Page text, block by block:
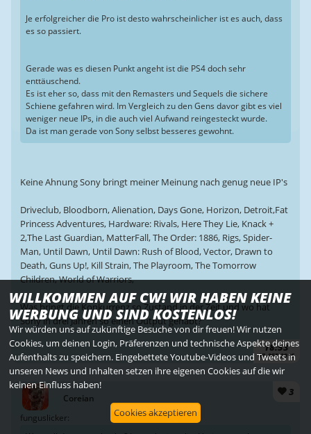
18:53
07. DEZ. 2016
Je erfolgreicher die Pro ist desto wahrscheinlicher ist es auch, dass
es so passiert.
Gerade was es diesen Punkt angeht ist die PS4 doch sehr
enttäuschend.
Es ist eher so, dass mit den Remasters und Sequels die sichere
Schiene gefahren wird. Im Vergleich zu den Gens davor gibt es viel
weniger neue IPs, in die auch viel Aufwand reingesteckt wurde.
Da ist man gerade von Sony selbst besseres gewohnt.
Keine Ahnung Sony bringt meiner Meinung nach genug neue IP's
Driveclub, Bloodborn, Alienation, Days Gone, Horizon, Detroit,Fat
Princess Adventures, Hardware: Rivals, Here They Lie, Knack +
2,The Last Guardian, MatterFall, The Order: 1886, Rigs, Spider-
Man, Until Dawn, Until Dawn: Rush of Blood, Vector, Drawn to
Death, Guns Up!, Kill Strain, The Playroom, The Tomorrow
Children, World of Warriors,
Was bringt die Konkurrenz so Zustand in der Zeit und wo hat
Sony in drei Jahren so einen Output gehabt?
Coreian
3
funguslicker:
WILLKOMMEN AUF CW! WIR HABEN KEINE
WERBUNG UND SIND KOSTENLOS!
Wir würden uns auf zukünftige Besuche von dir freuen! Wir nutzen
Cookies, um deinen Login, Präferenzen und technische Aspekte deines
Aufenthalts zu speichern. Eingebettete Youtube-Videos und Tweets in
unseren News und Inhalten setzen ihre eigenen Cookies auf die wir
keinen Einfluss haben!
Cookies akzeptieren